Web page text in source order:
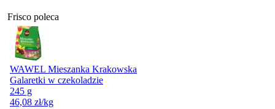
Frisco poleca
WAWEL Mieszanka Krakowska
Galaretki w czekoladzie
245 g
46,08 zł/kg